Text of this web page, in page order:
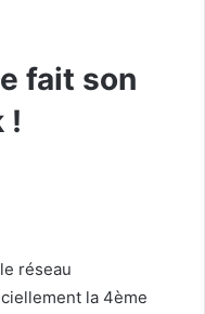
fait son
!
réseau
la 4ème